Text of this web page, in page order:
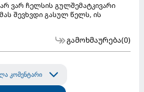
ვარ ჩელსის გულშემატკივარი
შევხვდი გასულ წელს, ის
გამოხმაურება(0)
კომენტარი